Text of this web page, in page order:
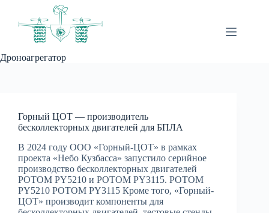
Дроноагрегатор
Горный ЦОТ — производитель
бесколлекторных двигателей для БПЛА
В 2024 году ООО «Горный-ЦОТ» в рамках
проекта «Небо Кузбасса» запустило серийное
производство бесколлекторных двигателей
РОТОМ PY5210 и РОТОМ PY3115. РОТОМ
PY5210 РОТОМ PY3115 Кроме того, «Горный-
ЦОТ» производит компоненты для